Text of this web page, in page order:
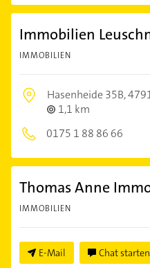
Immobilien
IMMOBILIEN
Hasenheide 35B,
1,1 km
0175 1 88 86 66
Thomas Anne
IMMOBILIEN
E-Mail Chat starten